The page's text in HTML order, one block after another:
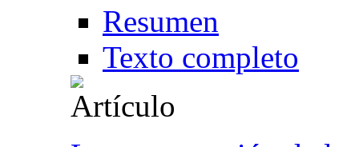
Resumen
Texto completo